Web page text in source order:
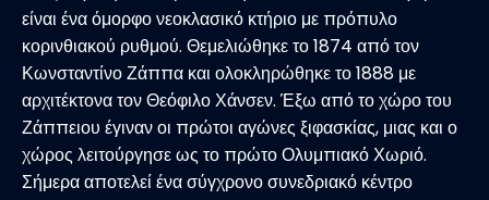
είναι ένα όμορφο νεοκλασικό κτήριο με πρόπυλο
κορινθιακού ρυθμού. Θεμελιώθηκε το 1874 από τον
Κωνσταντίνο Ζάππα και ολοκληρώθηκε το 1888 με
αρχιτέκτονα τον Θεόφιλο Χάνσεν. Έξω από το χώρο του
Ζάππειου έγιναν οι πρώτοι αγώνες ξιφασκίας, μιας και ο
χώρος λειτούργησε ως το πρώτο Ολυμπιακό Χωριό.
Σήμερα αποτελεί ένα σύγχρονο συνεδριακό κέντρο